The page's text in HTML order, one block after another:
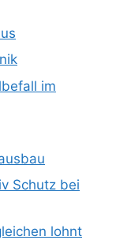
im
Schutz bei
lohnt